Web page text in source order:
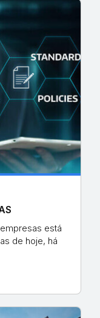
está
de hoje, há